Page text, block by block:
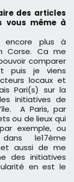
des articles
vous même à
encore plus à
Corse. Ca me
comparer
puis je viens
locaux et
Pari(s) sur la
initiatives de
A Paris, par
ou de lieux qui
exemple, ou
le17ème
aussi de me
des initiatives
en est le